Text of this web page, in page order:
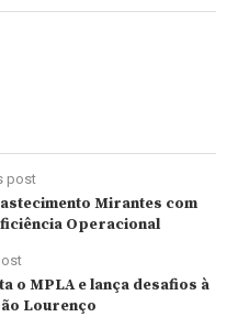
post
Mirantes com
Operacional
o MPLA e lança desafios à
Lourenço